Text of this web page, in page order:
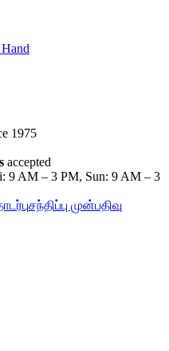
1975
accepted
9 AM – 3 PM, Sun: 9 AM – 3
சந்திப்பு முன்பதிவு